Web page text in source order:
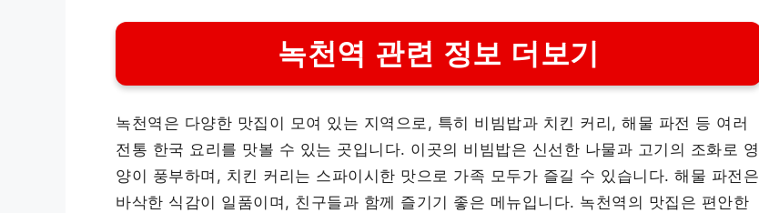
녹천역 관련 정보 더보기
녹천역은 다양한 맛집이 모여 있는 지역으로, 특히 비빔밥과 치킨 커리, 해물 파전 등 여러
전통 한국 요리를 맛볼 수 있는 곳입니다. 이곳의 비빔밥은 신선한 나물과 고기의 조화로 영
양이 풍부하며, 치킨 커리는 스파이시한 맛으로 가족 모두가 즐길 수 있습니다. 해물 파전은
바삭한 식감이 일품이며, 친구들과 함께 즐기기 좋은 메뉴입니다. 녹천역의 맛집은 편안한